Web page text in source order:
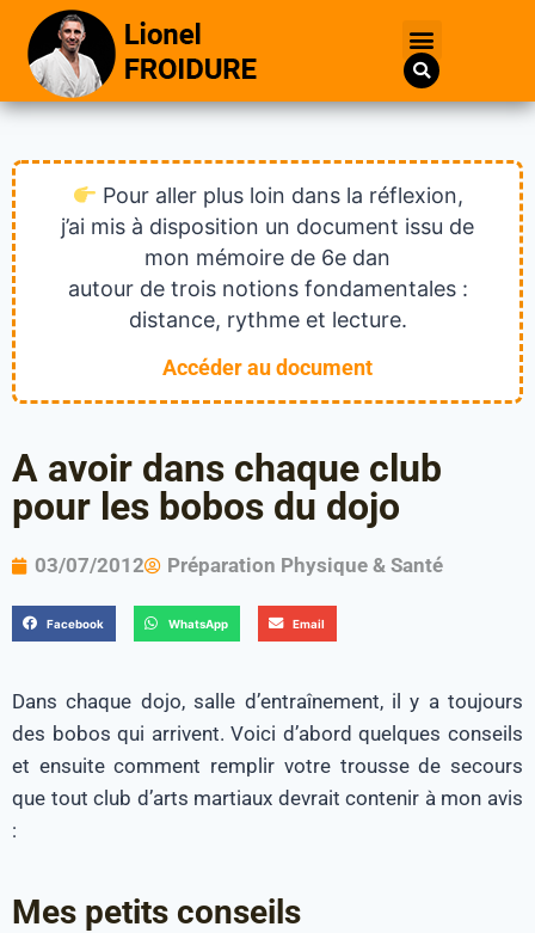
Pour aller plus loin dans la réflexion,
j’ai mis à disposition un document issu de
mon mémoire de 6e dan
autour de trois notions fondamentales :
distance, rythme et lecture.
Accéder au document
A avoir dans chaque club
pour les bobos du dojo
03/07/2012 Préparation Physique & Santé
Facebook WhatsApp Email
Dans chaque dojo, salle d’entraînement, il y a toujours
des bobos qui arrivent. Voici d’abord quelques conseils
et ensuite comment remplir votre trousse de secours
que tout club d’arts martiaux devrait contenir à mon avis
:
Mes petits conseils